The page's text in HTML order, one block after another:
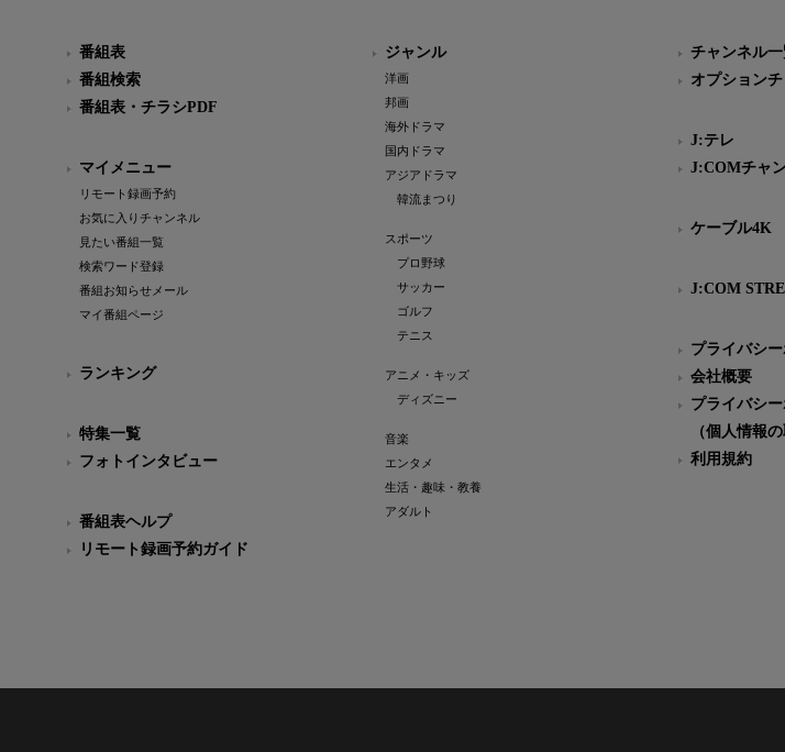
番組表
番組検索
番組表・チラシPDF
マイメニュー
リモート録画予約
お気に入りチャンネル
見たい番組一覧
検索ワード登録
番組お知らせメール
マイ番組ページ
ランキング
特集一覧
フォトインタビュー
番組表ヘルプ
リモート録画予約ガイド
ジャンル
洋画
邦画
海外ドラマ
国内ドラマ
アジアドラマ
韓流まつり
スポーツ
プロ野球
サッカー
ゴルフ
テニス
アニメ・キッズ
ディズニー
音楽
エンタメ
生活・趣味・教養
アダルト
チャンネル
オプション
J:テレ
J:COMチャ
ケーブル4K
J:COM
プライバシ
会社概要
プライバシ
（個人情報
利用規約